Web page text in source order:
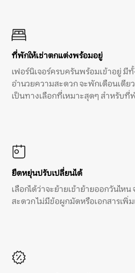
ที่พักให้เช่าตกแต่งพร้อมอยู่
เฟอร์นิเจอร์ครบครันพร้อมเข้าอยู่ มี
อำนวยความสะดวก จะพักเดือนเดีย
เป็นทางเลือกที่เหมาะสุดๆ สำหรับที่
ยืดหยุ่นปรับเปลี่ยนได้
เลือกได้ว่าจะย้ายเข้าย้ายออกวันไห
สะดวก ไม่มีข้อผูกมัดหรือเอกสารเพิ่